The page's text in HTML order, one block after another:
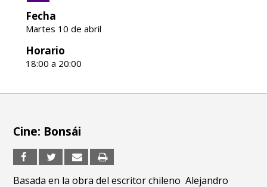
Fecha
Martes 10 de abril
Horario
18:00 a 20:00
Cine: Bonsái
Basada en la obra del escritor chileno Alejandro